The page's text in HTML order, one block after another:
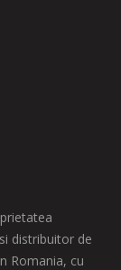
distribuitor de
Romania, cu